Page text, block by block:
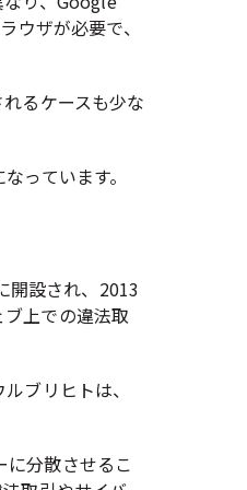
ザが必要で、
るケースも少な
っています。
開設され、2013
上での違法取
ブリヒトは、
分散させるこ